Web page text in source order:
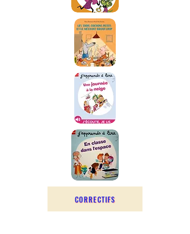
CORRECTIFS